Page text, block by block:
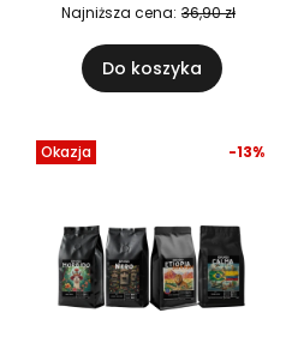
Najniższa cena: 36,90 zł
Do koszyka
Okazja -13%